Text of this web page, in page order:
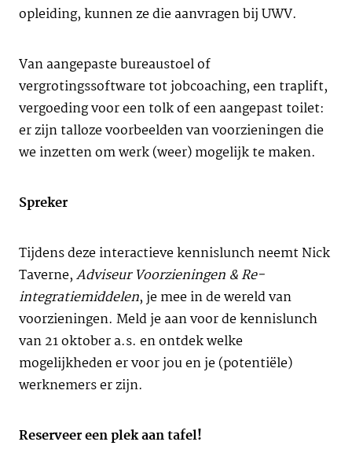
opleiding, kunnen ze die aanvragen bij UWV.
Van aangepaste bureaustoel of
vergrotingssoftware tot jobcoaching, een traplift,
vergoeding voor een tolk of een aangepast toilet:
er zijn talloze voorbeelden van voorzieningen die
we inzetten om werk (weer) mogelijk te maken.
Spreker
Tijdens deze interactieve kennislunch neemt Nick
Taverne,Adviseur Voorzieningen & Re-
integratiemiddelen, je mee in de wereld van
voorzieningen. Meld je aan voor de kennislunch
van 21 oktober a.s. en ontdek welke
mogelijkheden er voor jou en je (potentiële)
werknemers er zijn.
Reserveer een plek aan tafel!